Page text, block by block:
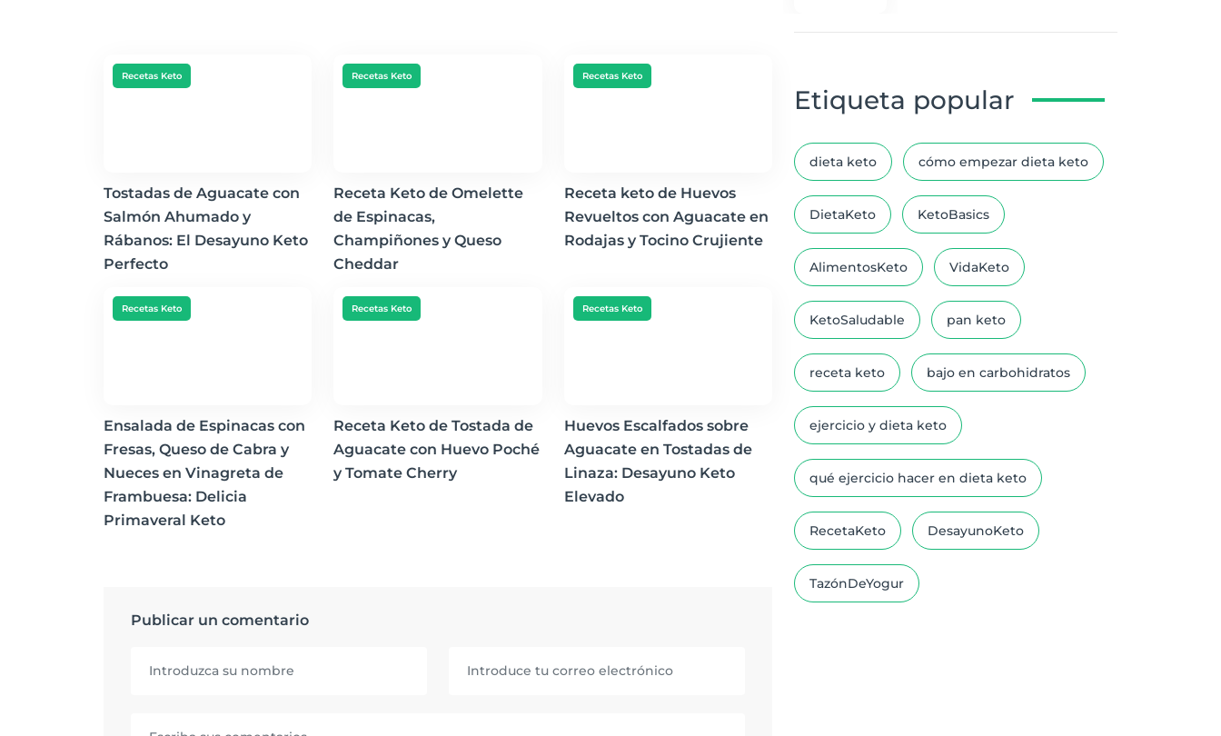
Recetas Keto
Tostadas de Aguacate con
Salmón Ahumado y
Rábanos: El Desayuno Keto
Perfecto
Recetas Keto
Receta Keto de Omelette
de Espinacas,
Champiñones y Queso
Cheddar
Recetas Keto
Receta keto de Huevos
Revueltos con Aguacate en
Rodajas y Tocino Crujiente
Recetas Keto
Ensalada de Espinacas con
Fresas, Queso de Cabra y
Nueces en Vinagreta de
Frambuesa: Delicia
Primaveral Keto
Recetas Keto
Receta Keto de Tostada de
Aguacate con Huevo Poché
y Tomate Cherry
Recetas Keto
Huevos Escalfados sobre
Aguacate en Tostadas de
Linaza: Desayuno Keto
Elevado
Publicar un comentario
Etiqueta popular
dieta keto cómo empezar dieta keto
DietaKeto KetoBasics
AlimentosKeto VidaKeto
KetoSaludable pan keto
receta keto bajo en carbohidratos
ejercicio y dieta keto
qué ejercicio hacer en dieta keto
RecetaKeto DesayunoKeto
TazónDeYogur